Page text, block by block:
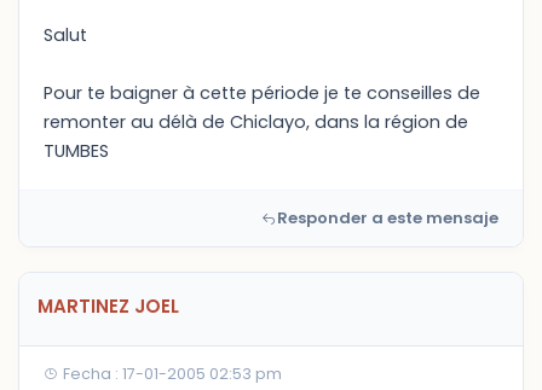
Salut
Pour te baigner à cette période je te conseilles de
remonter au délà de Chiclayo, dans la région de
TUMBES
Responder a este mensaje
MARTINEZ JOEL
Fecha : 17-01-2005 02:53 pm